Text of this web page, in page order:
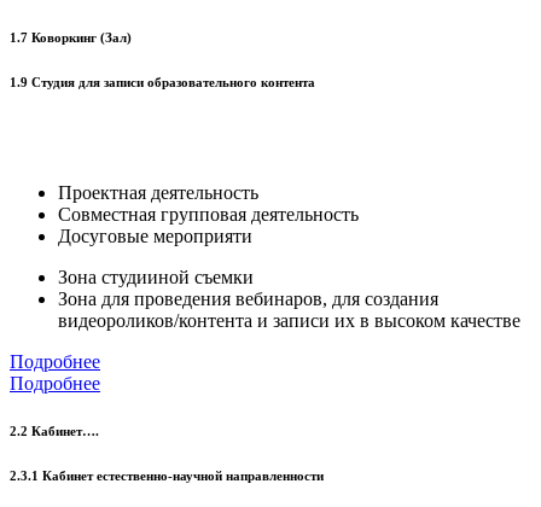
1.7 Коворкинг (Зал)
1.9 Студия для записи образовательного контента
Проектная деятельность
Совместная групповая деятельность
Досуговые мероприяти
Зона студииной съемки
Зона для проведения вебинаров, для создания
видеороликов/контента и записи их в высоком качестве
Подробнее
Подробнее
2.2 Кабинет….
2.3.1 Кабинет естественно-научной направленности